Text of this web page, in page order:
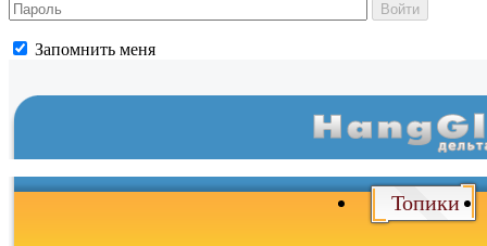
Войти
Запомнить меня
Войти
Топики